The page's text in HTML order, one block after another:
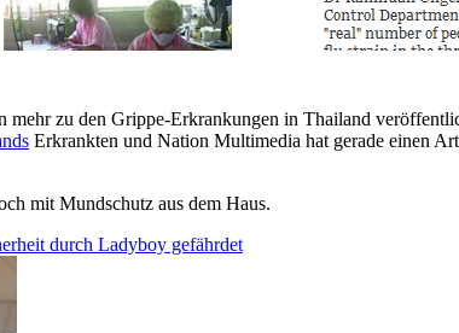
zu den Grippe-Erkrankungen in Thailand
Erkrankten und Nation Multimedia hat gerade einen
mit Mundschutz aus dem Haus.
durch Ladyboy gefährdet